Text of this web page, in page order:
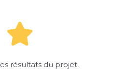
résultats du projet.